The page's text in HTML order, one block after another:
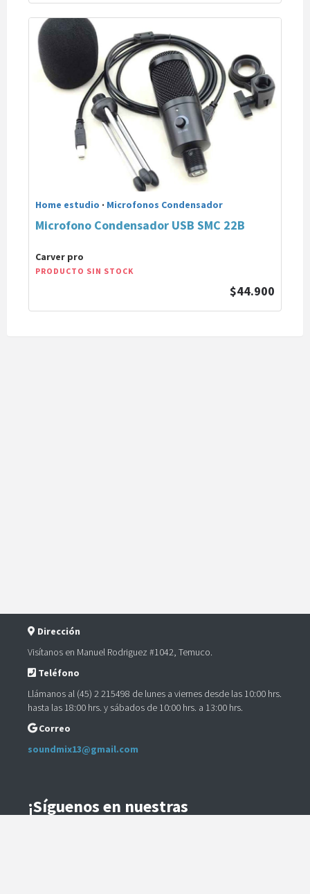
Home estudio · Microfonos Condensador
Microfono Condensador USB SMC 22B
Carver pro
PRODUCTO SIN STOCK
$44.900
Dirección
Visítanos en Manuel Rodriguez #1042, Temuco.
Teléfono
Llámanos al (45) 2 215498 de lunes a viernes desde las 10:00 hrs.
hasta las 18:00 hrs. y sábados de 10:00 hrs. a 13:00 hrs.
Correo
soundmix13@gmail.com
¡Síguenos en nuestras